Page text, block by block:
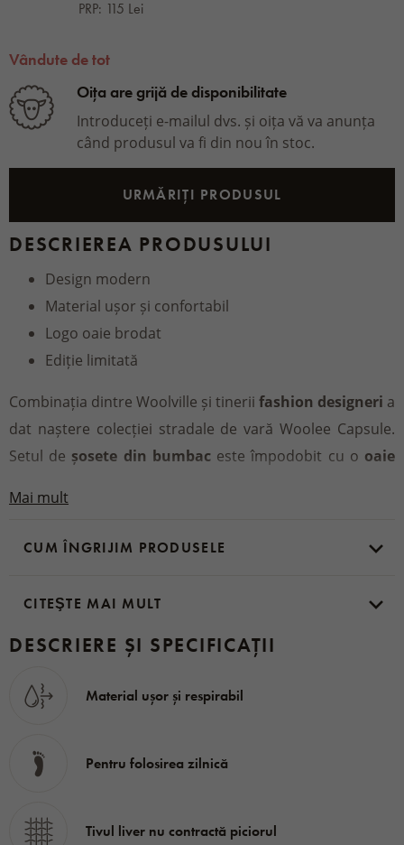
PRP: 115 Lei
Vândute de tot
Oița are grijă de disponibilitate
Introduceți e-mailul dvs. și oița vă va anunța
când produsul va fi din nou în stoc.
URMĂRIȚI PRODUSUL
DESCRIEREA PRODUSULUI
Design modern
Material ușor și confortabil
Logo oaie brodat
Ediție limitată
Combinația dintre Woolville și tinerii fashion designeri a
dat naștere colecției stradale de vară Woolee Capsule.
Setul de șosete din bumbaceste împodobit cu o oaie
care nu oricine o va avea. În pachet există
Mai mult
CUM ÎNGRIJIM PRODUSELE
CITEŞTE MAI MULT
DESCRIERE ȘI SPECIFICAȚII
Material ușor și respirabil
Pentru folosirea zilnică
Tivul liver nu contractă piciorul